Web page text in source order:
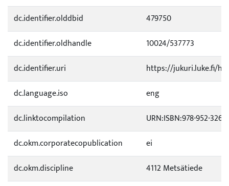
dc.identifier.olddbid
479750
dc.identifier.oldhandle
10024/537773
dc.identifier.uri
https://jukuri.luke.fi/
dc.language.iso
eng
dc.linktocompilation
URN:ISBN:978-952-326-
dc.okm.corporatecopublication
ei
dc.okm.discipline
4112 Metsätiede